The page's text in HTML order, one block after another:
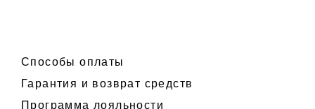
Способы оплаты
Гарантия и возврат средств
Программа лояльности